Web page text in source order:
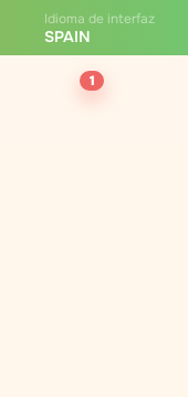
Idioma de interfaz
SPAIN
1